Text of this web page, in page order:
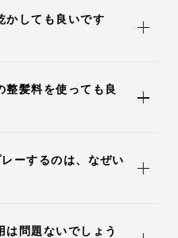
かしても良いです
整髪料を使っても良
ーするのは、なぜい
は問題ないでしょう